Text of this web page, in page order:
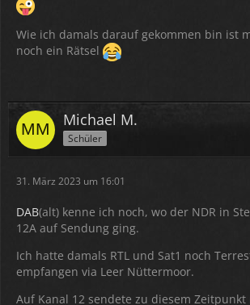
Wie ich damals darauf gekommen bin ist
noch ein Rätsel
Michael M.
Schüler
31. März 2023 um 16:01
DAB(alt) kenne ich noch, wo der NDR in
12A auf Sendung ging.
Ich hatte damals RTL und Sat1 noch
empfangen via Leer Nüttermoor.
Auf Kanal 12 sendete zu diesem Zeitpunkt